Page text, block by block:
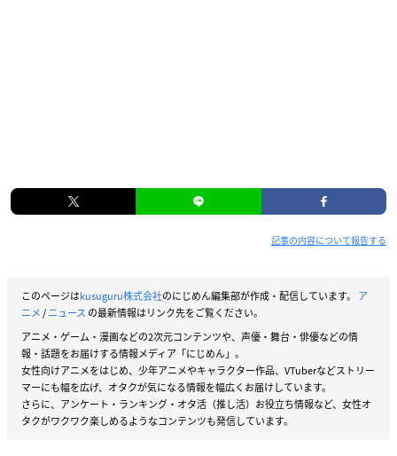
記事の内容について報告する
このページはkusuguru株式会社のにじめん編集部が作成・配信しています。 ア
ニメ/ニュース の最新情報はリンク先をご覧ください。
アニメ・ゲーム・漫画などの2次元コンテンツや、声優・舞台・俳優などの情
報・話題をお届けする情報メディア「にじめん」。
女性向けアニメをはじめ、少年アニメやキャラクター作品、VTuberなどストリー
マーにも幅を広げ、オタクが気になる情報を幅広くお届けしています。
さらに、アンケート・ランキング・オタ活（推し活）お役立ち情報など、女性オ
タクがワクワク楽しめるようなコンテンツも発信しています。